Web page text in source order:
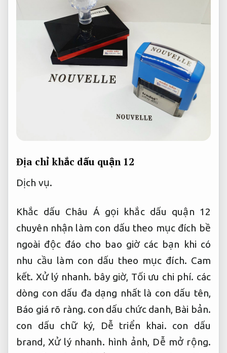
Địa chỉ khắc dấu quận 12
Dịch vụ.
Khắc dấu Châu Á gọi khắc dấu quận 12
chuyên nhận làm con dấu theo mục đích bề
ngoài độc đáo cho bao giờ các bạn khi có
nhu cầu làm con dấu theo mục đích. Cam
kết. Xử lý nhanh. bây giờ, Tối ưu chi phí. các
dòng con dấu đa dạng nhất là con dấu tên,
Báo giá rõ ràng. con dấu chức danh, Bài bản.
con dấu chữ ký,
Dễ triển khai. con dấu
brand, Xử lý nhanh. hình ảnh, Dễ mở rộng.